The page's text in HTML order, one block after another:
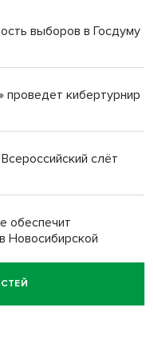
избиение врачей
вошли в топ-16
в Искитиме
выборов в Госдуму
проведет кибертурнир
слёт
обеспечит
Новосибирской
объявляет